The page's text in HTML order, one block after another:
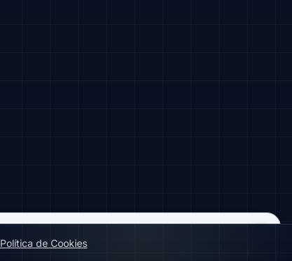
Política de Cookies